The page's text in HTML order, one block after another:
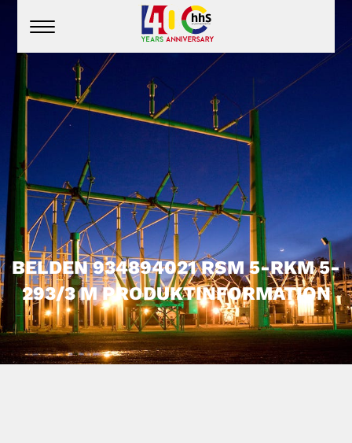
BELDEN 934894021 RSM 5-RKM 5-
293/3 M PRODUKTINFORMATION